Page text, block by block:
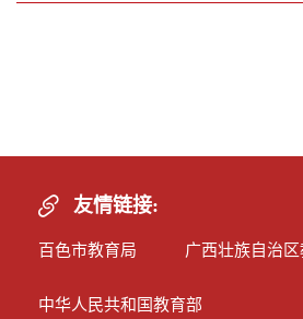
友情链接:
百色市教育局 广西壮族自治区
中华人民共和国教育部